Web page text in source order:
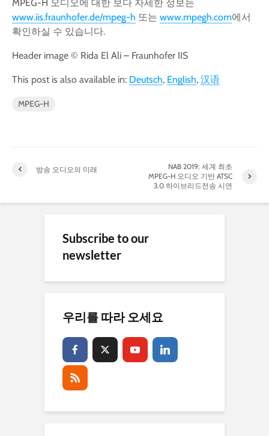
MPEG-H 오디오에 대한 보다 자세한 정보는
www.iis.fraunhofer.de/mpeg-h 또는 www.mpegh.com에서
확인하실 수 있습니다.
Header image © Rida El Ali – Fraunhofer IIS
This post is also available in: Deutsch English 汉语
MPEG-H
방송 오디오의 미래
NAB 2019: 세계 최초
MPEG-H 오디오 기반 ATSC
3.0 하이브리드전송 시연
Subscribe to our
newsletter
우리를 따라 오세요